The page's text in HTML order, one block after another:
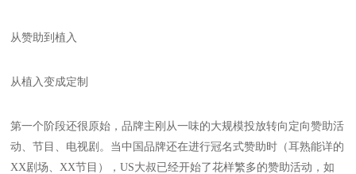
从赞助到植入
从植入变成定制
第一个阶段还很原始，品牌主刚从一味的大规模投放转向定向赞助活
动、节目、电视剧。当中国品牌还在进行冠名式赞助时（耳熟能详的
XX剧场、XX节目），US大叔已经开始了花样繁多的赞助活动，如